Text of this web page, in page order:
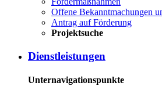
Of­fe­ne Be­kannt­ma­chun­gen
An­trag auf För­de­rung
Pro­jekt­su­che
Dienst­leis­tun­gen
Unternavigationspunkte